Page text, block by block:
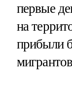
первые
на
прибыли